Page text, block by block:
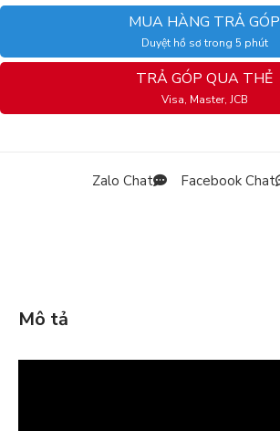
MUA HÀNG TRẢ GÓP
Duyệt hồ sơ trong 5 phút
TRẢ GÓP QUA THẺ
Visa, Master, JCB
Zalo Chat Facebook Chat
Mô tả